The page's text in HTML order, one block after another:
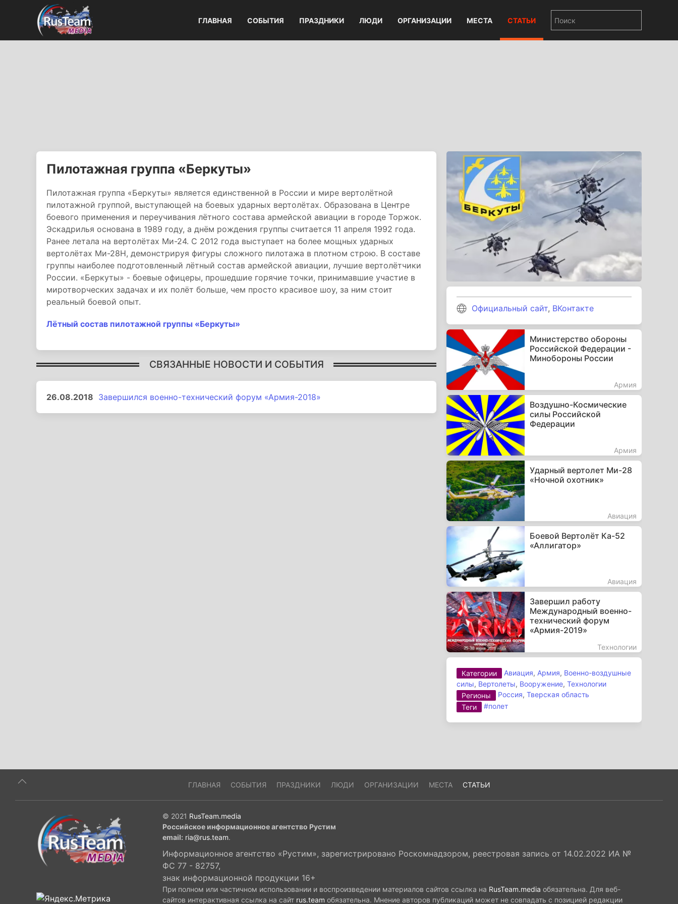
ГЛАВНАЯ СОБЫТИЯ ПРАЗДНИКИ ЛЮДИ ОРГАНИЗАЦИИ МЕСТА СТАТЬИ
Пилотажная группа «Беркуты»
Пилотажная группа «Беркуты» является единственной в России и мире вертолётной
пилотажной группой, выступающей на боевых ударных вертолётах. Образована в Центре
боевого применения и переучивания лётного состава армейской авиации в городе Торжок.
Эскадрилья основана в 1989 году, а днём рождения группы считается 11 апреля 1992 года.
Ранее летала на вертолётах Ми-24. С 2012 года выступает на более мощных ударных
вертолётах Ми-28Н, демонстрируя фигуры сложного пилотажа в плотном строю. В составе
группы наиболее подготовленный лётный состав армейской авиации, лучшие вертолётчики
России. «Беркуты» - боевые офицеры, прошедшие горячие точки, принимавшие участие в
миротворческих задачах и их полёт больше, чем просто красивое шоу, за ним стоит
реальный боевой опыт.
Лётный состав пилотажной группы «Беркуты»
СВЯЗАННЫЕ НОВОСТИ И СОБЫТИЯ
26.08.2018 Завершился военно-технический форум «Армия-2018»
Официальный сайт, ВКонтакте
Министерство обороны
Российской Федерации -
Минобороны России
Армия
Воздушно-Космические
силы Российской
Федерации
Армия
Ударный вертолет Ми-28
«Ночной охотник»
Авиация
Боевой Вертолёт Ка-52
«Аллигатор»
Авиация
Завершил работу
Международный военно-
технический форум
«Армия-2019»
Технологии
Категории Авиация, Армия, Военно-воздушные
силы, Вертолеты, Вооружение,Технологии
Регионы
Россия,Тверская область
Теги
#полет
ГЛАВНАЯ СОБЫТИЯ ПРАЗДНИКИ ЛЮДИ ОРГАНИЗАЦИИ МЕСТА СТАТЬИ
© 2021 RusTeam.media
Российское информационное агентство Рустим
email: ria@rus.team.
Информационное агентство «Рустим», зарегистрировано Роскомнадзором, реестровая запись от 14.02.2022 ИА №
ФС 77 - 82757,
знак информационной продукции 16+
При полном или частичном использовании и воспроизведении материалов сайтов ссылка на RusTeam.media обязательна. Для веб-
сайтов интерактивная ссылка на сайт rus.team обязательна. Мнение авторов публикаций может не совпадать с позицией редакции